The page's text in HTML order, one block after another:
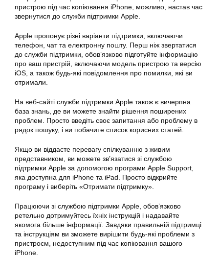
пристрою під час копіювання iPhone, можливо, настав час
звернутися до служби підтримки Apple.
Apple пропонує різні варіанти підтримки, включаючи
телефон, чат та електронну пошту. Перш ніж звертатися
до служби підтримки, обов’язково підготуйте інформацію
про ваш пристрій, включаючи модель пристрою та версію
iOS, а також будь-які повідомлення про помилки, які ви
отримали.
На веб-сайті служби підтримки Apple також є вичерпна
база знань, де ви можете знайти рішення поширених
проблем. Просто введіть своє запитання або проблему в
рядок пошуку, і ви побачите список корисних статей.
Якщо ви віддаєте перевагу спілкуванню з живим
представником, ви можете зв’язатися зі службою
підтримки Apple за допомогою програми Apple Support,
яка доступна для iPhone та iPad. Просто відкрийте
програму і виберіть «Отримати підтримку».
Працюючи зі службою підтримки Apple, обов’язково
ретельно дотримуйтесь їхніх інструкцій і надавайте
якомога більше інформації. Завдяки правильній підтримці
та інструкціям ви зможете вирішити будь-які проблеми з
пристроєм, недоступним під час копіювання вашого
iPhone.